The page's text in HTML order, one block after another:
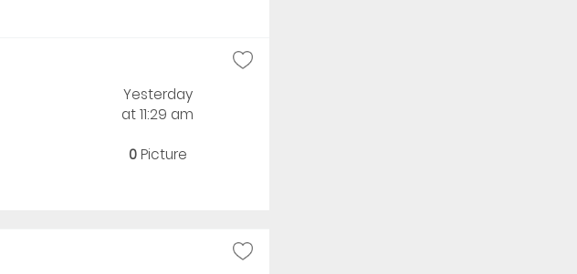
Yesterday
at 11:29 am
0Picture